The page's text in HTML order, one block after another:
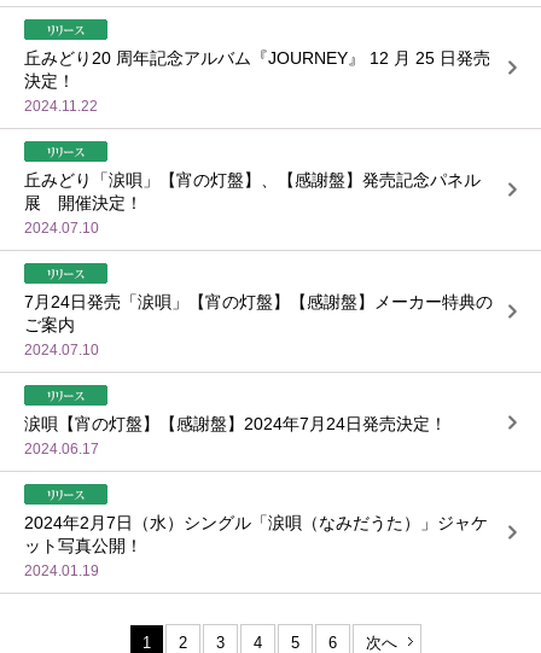
丘みどり20 周年記念アルバム『JOURNEY』 12 月 25 日発売
決定！
2024.11.22
丘みどり「涙唄」【宵の灯盤】、【感謝盤】発売記念パネル
展 開催決定！
2024.07.10
7月24日発売「涙唄」【宵の灯盤】【感謝盤】メーカー特典の
ご案内
2024.07.10
涙唄【宵の灯盤】【感謝盤】2024年7月24日発売決定！
2024.06.17
2024年2月7日（水）シングル「涙唄（なみだうた）」ジャケ
ット写真公開！
2024.01.19
1 2 3 4 5 6 次へ